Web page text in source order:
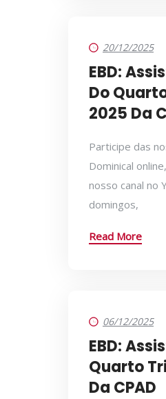
20/12/2025
EBD:
Do
2025 Da
Participe das
Dominical
nosso canal no
domingos,
Read More
06/12/2025
EBD:
Quarto
Da CPAD